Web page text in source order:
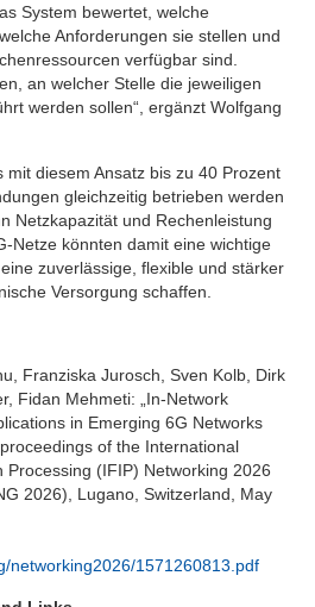
System bewertet, welche
Anforderungen sie stellen und
verfügbar sind.
an welcher Stelle die jeweiligen
werden sollen“, ergänzt Wolfgang
mit diesem Ansatz bis zu 40 Prozent
gleichzeitig betrieben werden
Netzkapazität und Rechenleistung
Netze könnten damit eine wichtige
zuverlässige, flexible und stärker
Versorgung schaffen.
Franziska Jurosch, Sven Kolb, Dirk
Fidan Mehmeti: „In-Network
in Emerging 6G Networks
of the International
(IFIP) Networking 2026
2026), Lugano, Switzerland, May
networking2026/1571260813.pdf